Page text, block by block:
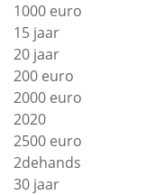
1000 euro
15 jaar
20 jaar
200 euro
2000 euro
2020
2500 euro
2dehands
30 jaar